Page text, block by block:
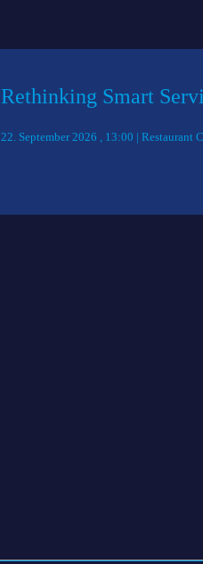
Rethinking Smart
22. September 2026 , 13:00 | Restaurant